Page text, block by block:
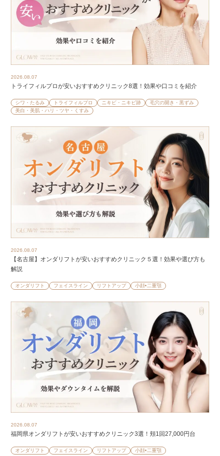
2026.08.07
トライフィルプロが安いおすすめクリニック8選！効果や口コミを紹介
シワ・たるみ トライフィルプロ ニキビ・ニキビ跡
毛穴の開き・黒ずみ
美白・美肌・ハリ・ツヤ・くすみ
2026.08.07
【名古屋】オンダリフトが安いおすすめクリニック５選！効果や選び方も
解説
オンダリフト フェイスライン リフトアップ 小顔•二重顎
2026.08.07
福岡県オンダリフトが安いおすすめクリニック3選！頬1回27,000円台
オンダリフト フェイスライン リフトアップ 小顔•二重顎